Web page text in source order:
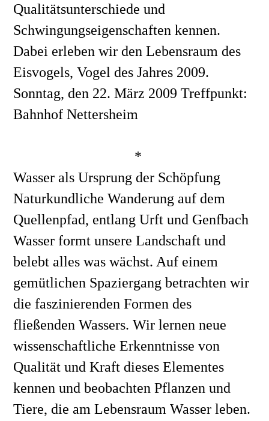
Qualitätsunterschiede und
Schwingungseigenschaften kennen.
Dabei erleben wir den Lebensraum des
Eisvogels, Vogel des Jahres 2009.
Sonntag, den 22. März 2009 Treffpunkt:
Bahnhof Nettersheim
*
Wasser als Ursprung der Schöpfung
Naturkundliche Wanderung auf dem
Quellenpfad, entlang Urft und Genfbach
Wasser formt unsere Landschaft und
belebt alles was wächst. Auf einem
gemütlichen Spaziergang betrachten wir
die faszinierenden Formen des
fließenden Wassers. Wir lernen neue
wissenschaftliche Erkenntnisse von
Qualität und Kraft dieses Elementes
kennen und beobachten Pflanzen und
Tiere, die am Lebensraum Wasser leben.